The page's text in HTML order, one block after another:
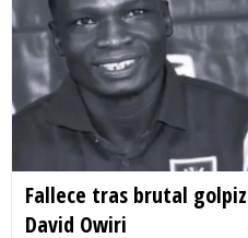
Fallece tras brutal
David Owiri